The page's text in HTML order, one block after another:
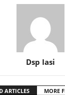
Dsp Iasi
ARTICLES MORE